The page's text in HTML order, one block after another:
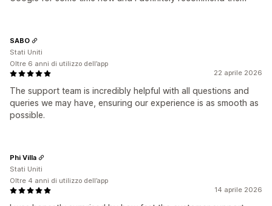
22 aprile 2026
The support team is incredibly helpful with all questions and
queries we may have, ensuring our experience is as smooth as
possible.
SABO
Stati Uniti
Oltre 6 anni di utilizzo dell’app
14 aprile 2026
Phi Villa
Stati Uniti
Oltre 4 anni di utilizzo dell’app